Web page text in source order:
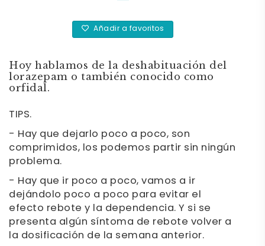
Añadir a favoritos
Hoy hablamos de la deshabituación del
lorazepam o también conocido como
orfidal.
TIPS.
- Hay que dejarlo poco a poco, son
comprimidos, los podemos partir sin ningún
problema.
- Hay que ir poco a poco, vamos a ir
dejándolo poco a poco para evitar el
efecto rebote y la dependencia. Y si se
presenta algún síntoma de rebote volver a
la dosificación de la semana anterior.